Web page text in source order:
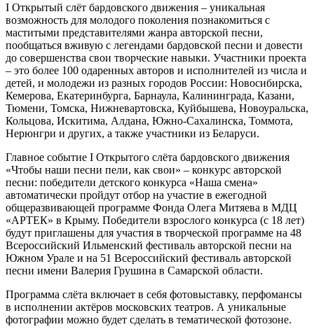
I Открытый слёт бардовского движения – уникальная
возможность для молодого поколения познакомиться с
маститыми представителями жанра авторской песни,
пообщаться вживую с легендами бардовской песни и довести
до совершенства свои творческие навыки. Участники проекта
– это более 100 одаренных авторов и исполнителей из числа и
детей, и молодежи из разных городов России: Новосибирска,
Кемерова, Екатеринбурга, Барнаула, Калининграда, Казани,
Тюмени, Томска, Нижневартовска, Куйбышева, Новоуральска,
Кольцова, Искитима, Алдана, Южно-Сахалинска, Томмота,
Нерюнгри и других, а также участники из Беларуси.
Главное событие I Открытого слёта бардовского движения
«Чтобы наши песни пели, как свои» – конкурс авторской
песни: победители детского конкурса «Наша смена»
автоматически пройдут отбор на участие в ежегодной
общеразвивающей программе Фонда Олега Митяева в МДЦ
«АРТЕК» в Крыму. Победители взрослого конкурса (с 18 лет)
будут приглашены для участия в творческой программе на 48
Всероссийский Ильменский фестиваль авторской песни на
Южном Урале и на 51 Всероссийский фестиваль авторской
песни имени Валерия Грушина в Самарской области.
Программа слёта включает в себя фотовыставку, перфомансы
в исполнении актёров московских театров. А уникальные
фотографии можно будет сделать в тематической фотозоне.